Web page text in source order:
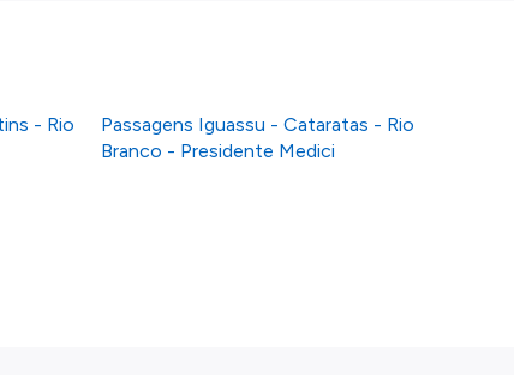
- Rio
Passagens Iguassu - Cataratas - Rio
Branco - Presidente Medici